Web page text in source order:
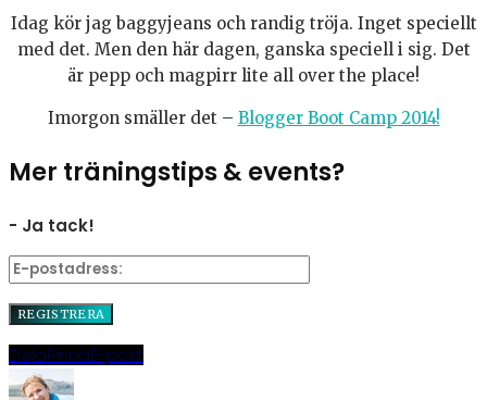
Idag kör jag baggyjeans och randig tröja. Inget speciellt
med det. Men den här dagen, ganska speciell i sig. Det
är pepp och magpirr lite all over the place!
Imorgon smäller det – Blogger Boot Camp 2014!
Mer träningstips & events?
- Ja tack!
DelaPinnaE-post